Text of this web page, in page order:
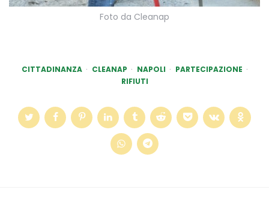
Foto da Cleanap
CITTADINANZA CLEANAP NAPOLI
PARTECIPAZIONE
RIFIUTI